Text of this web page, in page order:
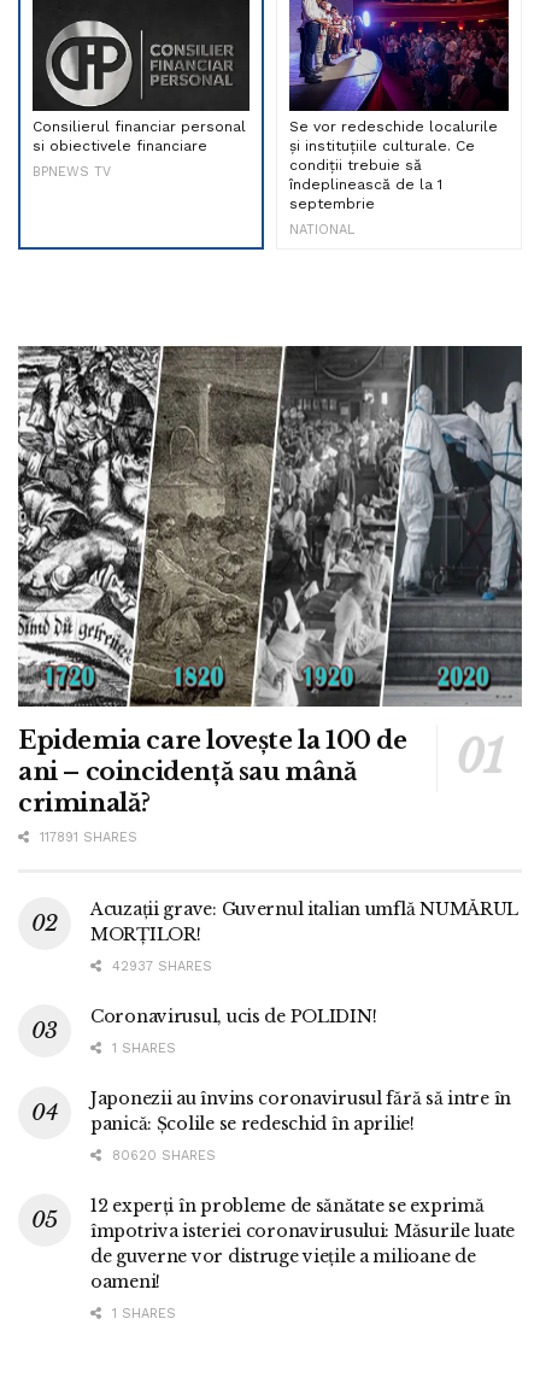
Consilierul financiar personal
si obiectivele financiare
BPNEWS TV
Se vor redeschide localurile
și instituțiile culturale. Ce
condiții trebuie să
îndeplinească de la 1
septembrie
NATIONAL
Epidemia care lovește la 100 de
ani – coincidență sau mână
criminală?
117891 SHARES
Acuzații grave: Guvernul italian umflă NUMĂRUL
MORȚILOR!
42937 SHARES
Coronavirusul, ucis de POLIDIN!
1 SHARES
Japonezii au învins coronavirusul fără să intre în
panică: Școlile se redeschid în aprilie!
80620 SHARES
12 experți în probleme de sănătate se exprimă
împotriva isteriei coronavirusului: Măsurile luate
de guverne vor distruge viețile a milioane de
oameni!
1 SHARES